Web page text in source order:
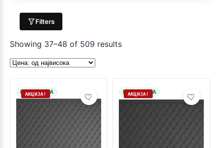
Filters
Showing 37–48 of 509 results
НА ЗАЛИХА
АКЦИЈА! НА ЗАЛИХА
АКЦИЈА!